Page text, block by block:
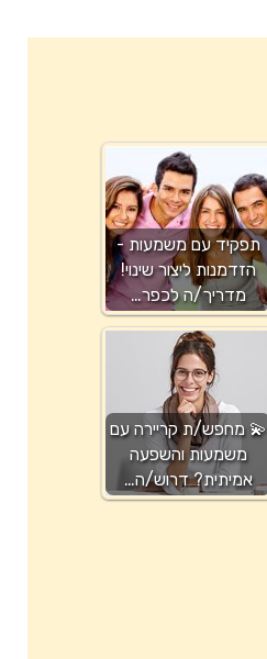
תפקיד עם משמעות -
הזדמנות ליצור שינוי!
מדריך/ה לכפר…
💫 מחפש/ת קריירה עם
משמעות והשפעה
אמיתית? דרוש/ה…